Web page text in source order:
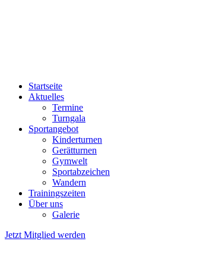
Startseite
Aktuelles
Termine
Turngala
Sportangebot
Kinderturnen
Gerätturnen
Gymwelt
Sportabzeichen
Wandern
Trainingszeiten
Über uns
Galerie
Jetzt Mitglied werden